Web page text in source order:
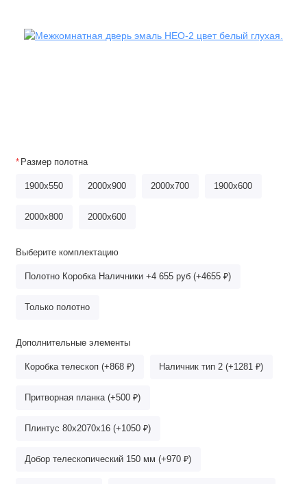
Размер полотна
1900x550 2000x900 2000x700 1900x600
2000х800 2000x600
Выберите комплектацию
Полотно Коробка Наличники +4 655 руб (+4655 ₽)
Только полотно
Дополнительные элементы
Коробка телескоп (+868 ₽) Наличник тип 2 (+1281 ₽)
Притворная планка (+500 ₽)
Плинтус 80х2070х16 (+1050 ₽)
Добор телескопический 150 мм (+970 ₽)